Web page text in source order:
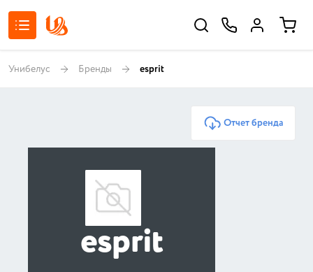
Унибелус Бренды esprit
Отчет бренда
esprit